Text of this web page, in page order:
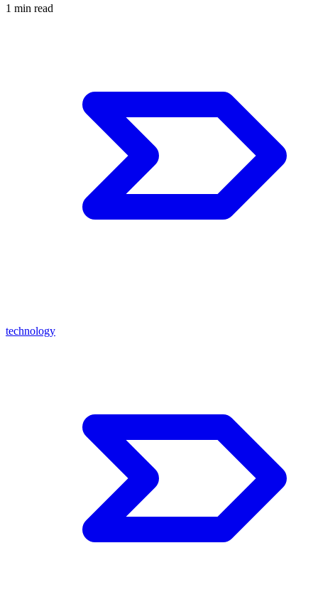
1 min read
technology